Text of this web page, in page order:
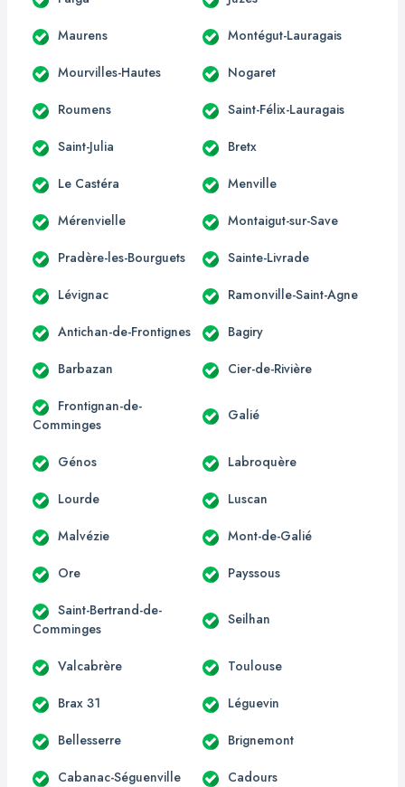
Maurens Montégut-Lauragais
Mourvilles-Hautes Nogaret
Roumens Saint-Félix-Lauragais
Saint-Julia Bretx
Le Castéra Menville
Mérenvielle Montaigut-sur-Save
Pradère-les-Bourguets Sainte-Livrade
Lévignac Ramonville-Saint-Agne
Antichan-de-Frontignes Bagiry
Barbazan Cier-de-Rivière
Frontignan-de-
Comminges
Galié
Génos Labroquère
Lourde Luscan
Malvézie Mont-de-Galié
Ore Payssous
Saint-Bertrand-de-
Comminges
Seilhan
Valcabrère Toulouse
Brax 31 Léguevin
Bellesserre Brignemont
Cabanac-Séguenville Cadours